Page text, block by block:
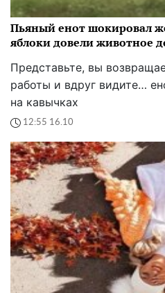
Пьяный енот шокировал
яблоки довели животное
Представьте, вы
работы и вдруг видите…
на кавычках
12:55 16.10